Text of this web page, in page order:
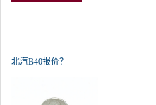
北汽B40报价？